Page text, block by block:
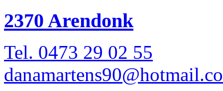
2370 Arendonk
Tel. 0473 29 02 55